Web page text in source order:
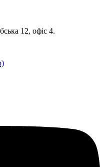
12, офіс 4.